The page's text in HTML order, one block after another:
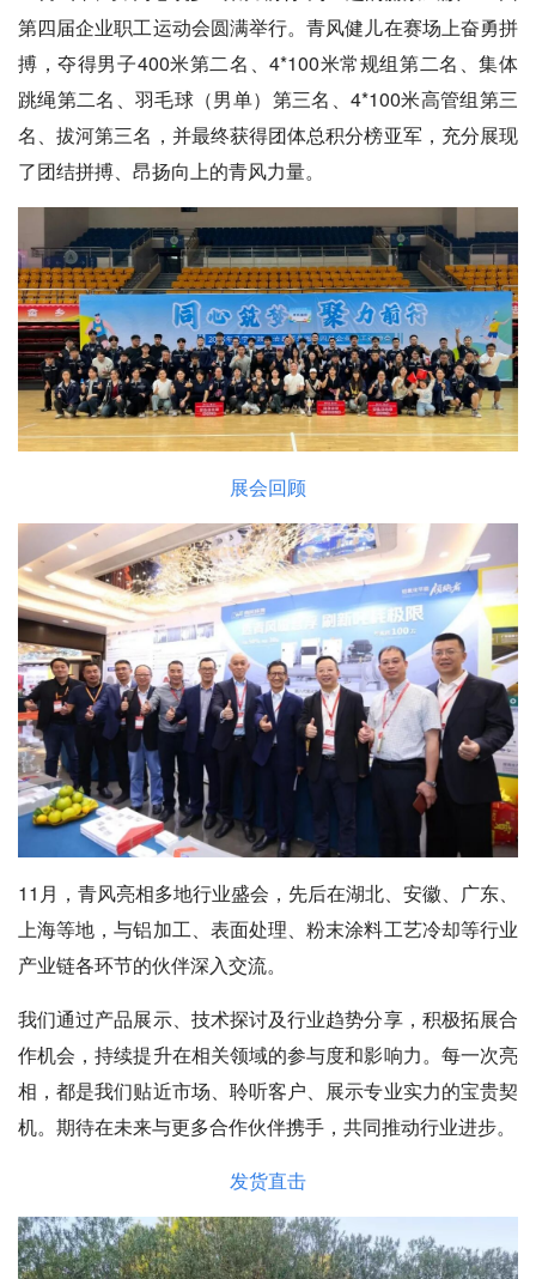
第四届企业职工运动会圆满举行。青风健儿在赛场上奋勇拼
搏，夺得男子400米第二名、4*100米常规组第二名、集体
跳绳第二名、羽毛球（男单）第三名、4*100米高管组第三
名、拔河第三名，并最终获得团体总积分榜亚军，充分展现
了团结拼搏、昂扬向上的青风力量。
展会回顾
11月，青风亮相多地行业盛会，先后在湖北、安徽、广东、
上海等地，与铝加工、表面处理、粉末涂料工艺冷却等行业
产业链各环节的伙伴深入交流。
我们通过产品展示、技术探讨及行业趋势分享，积极拓展合
作机会，持续提升在相关领域的参与度和影响力。每一次亮
相，都是我们贴近市场、聆听客户、展示专业实力的宝贵契
机。期待在未来与更多合作伙伴携手，共同推动行业进步。
发货直击